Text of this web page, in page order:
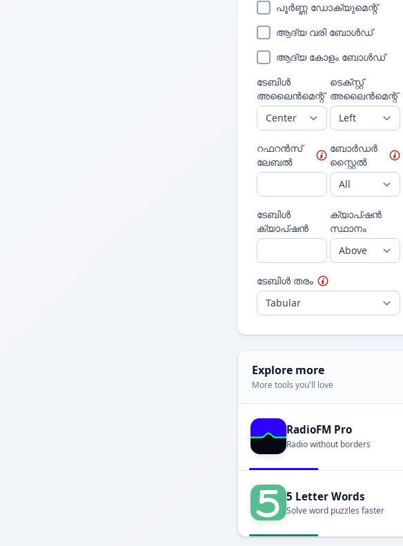
പൂർണ്ണ ഡോക്യുമെന്റ്
ആദ്യ വരി ബോൾഡ്
ആദ്യ കോളം ബോൾഡ്
ടേബിൾ
അലൈൻമെന്റ്
ടെക്സ്റ്റ്
അലൈൻമെന്റ്
റഫറൻസ്
ലേബൽ
ബോർഡർ
സ്റ്റൈൽ
ടേബിൾ
ക്യാപ്ഷൻ
ക്യാപ്ഷൻ
സ്ഥാനം
ടേബിൾ തരം
Explore more
More tools you'll love
RadioFM Pro
Radio without borders
5 Letter Words
Solve word puzzles faster